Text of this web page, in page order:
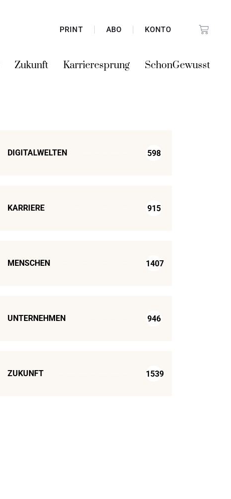
PRINT ABO KONTO
Zukunft Karrieresprung SchonGewusst
DIGITALWELTEN 598
KARRIERE 915
MENSCHEN 1407
UNTERNEHMEN 946
ZUKUNFT 1539